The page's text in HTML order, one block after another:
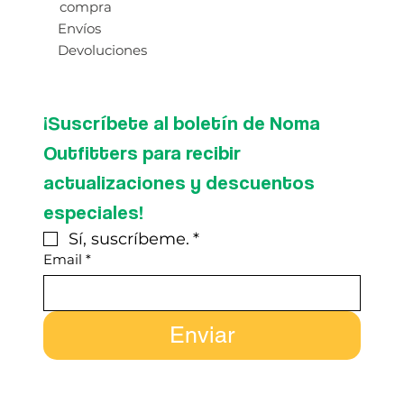
compra
Envíos
Devoluciones
¡Suscríbete al boletín de Noma
Outfitters para recibir
actualizaciones y descuentos
especiales!
Sí, suscríbeme. *
Email *
Enviar